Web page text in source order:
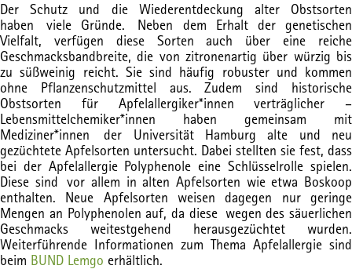
Der Schutz und die Wiederentdeckung alter Obstsorten
haben viele Gründe. Neben dem Erhalt der genetischen
Vielfalt, verfügen diese Sorten auch über eine reiche
Geschmacksbandbreite, die von zitronenartig über würzig bis
zu süßweinig reicht. Sie sind häufig robuster und kommen
ohne Pflanzenschutzmittel aus. Zudem sind historische
Obstsorten für Apfelallergiker*innen verträglicher –
Lebensmittelchemiker*innen haben gemeinsam mit
Mediziner*innen der Universität Hamburg alte und neu
gezüchtete Apfelsorten untersucht. Dabei stellten sie fest, dass
bei der Apfelallergie Polyphenole eine Schlüsselrolle spielen.
Diese sind vor allem in alten Apfelsorten wie etwa Boskoop
enthalten. Neue Apfelsorten weisen dagegen nur geringe
Mengen an Polyphenolen auf, da diese wegen des säuerlichen
Geschmacks weitestgehend herausgezüchtet wurden.
Weiterführende Informationen zum Thema Apfelallergie sind
beim BUND Lemgo erhältlich.